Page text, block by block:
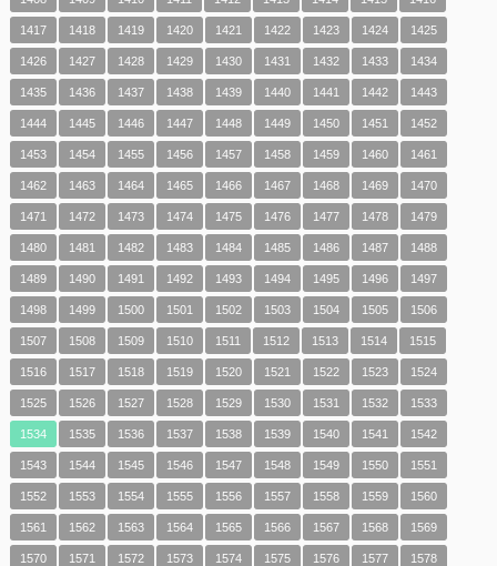
1417 1418 1419 1420 1421 1422 1423 1424 1425
1426 1427 1428 1429 1430 1431 1432 1433 1434
1435 1436 1437 1438 1439 1440 1441 1442 1443
1444 1445 1446 1447 1448 1449 1450 1451 1452
1453 1454 1455 1456 1457 1458 1459 1460 1461
1462 1463 1464 1465 1466 1467 1468 1469 1470
1471 1472 1473 1474 1475 1476 1477 1478 1479
1480 1481 1482 1483 1484 1485 1486 1487 1488
1489 1490 1491 1492 1493 1494 1495 1496 1497
1498 1499 1500 1501 1502 1503 1504 1505 1506
1507 1508 1509 1510 1511 1512 1513 1514 1515
1516 1517 1518 1519 1520 1521 1522 1523 1524
1525 1526 1527 1528 1529 1530 1531 1532 1533
1534 1535 1536 1537 1538 1539 1540 1541 1542
1543 1544 1545 1546 1547 1548 1549 1550 1551
1552 1553 1554 1555 1556 1557 1558 1559 1560
1561 1562 1563 1564 1565 1566 1567 1568 1569
1570 1571 1572 1573 1574 1575 1576 1577 1578